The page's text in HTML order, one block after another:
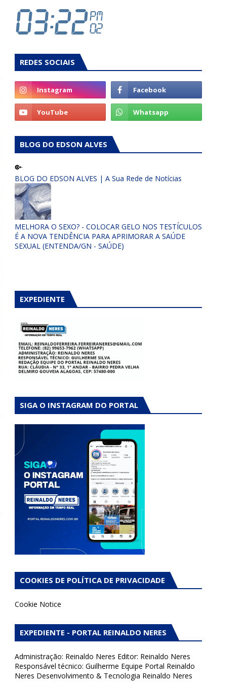
REDES SOCIAIS
BLOG DO EDSON ALVES
BLOG DO EDSON ALVES | A Sua Rede de Notícias
MELHORA O SEXO? - COLOCAR GELO NOS TESTÍCULOS
É A NOVA TENDÊNCIA PARA APRIMORAR A SAÚDE
SEXUAL (ENTENDA/GN - SAÚDE)
EXPEDIENTE
SIGA O INSTAGRAM DO PORTAL
COOKIES DE POLÍTICA DE PRIVACIDADE
Cookie Notice
EXPEDIENTE - PORTAL REINALDO NERES
Administração: Reinaldo Neres Editor: Reinaldo Neres
Responsável técnico: Guilherme Equipe Portal Reinaldo
Neres Desenvolvimento & Tecnologia Reinaldo Neres